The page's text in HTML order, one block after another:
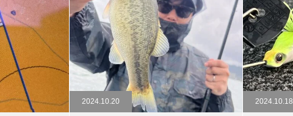
2024.10.20 2024.10.18